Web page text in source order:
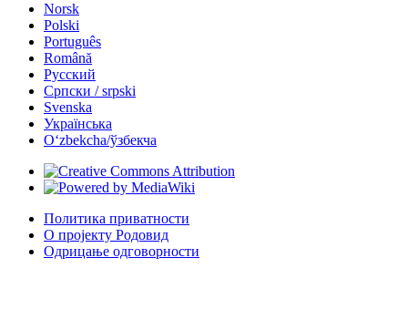
Norsk
Polski
Português
Română
Русский
Српски / srpski
Svenska
Українська
Oʻzbekcha/ўзбекча
Политика приватности
О пројекту Родовид
Одрицање одговорности